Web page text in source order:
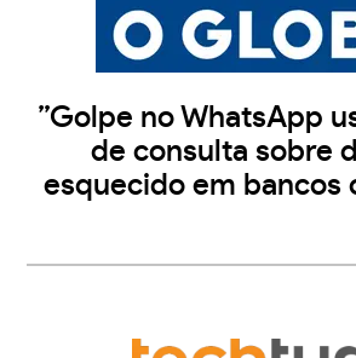
”Golpe no WhatsApp
de consulta sobre
esquecido em bancos